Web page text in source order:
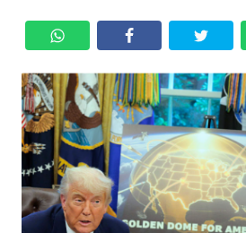
KRIMINAL
EKUIN
SAINS-TEKNO
KESEHATAN
INTERNASIONAL